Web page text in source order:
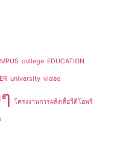
college EDUCATION
university video
โครงงานการผลิตสื่อวีดีโอพรี